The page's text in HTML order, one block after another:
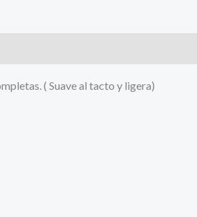
( Suave al tacto y ligera)